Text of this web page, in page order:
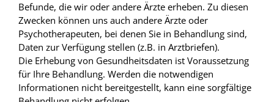
Befunde, die wir oder andere Ärzte erheben. Zu diesen
Zwecken können uns auch andere Ärzte oder
Psychotherapeuten, bei denen Sie in Behandlung sind,
Daten zur Verfügung stellen (z.B. in Arztbriefen).
Die Erhebung von Gesundheitsdaten ist Voraussetzung
für Ihre Behandlung. Werden die notwendigen
Informationen nicht bereitgestellt, kann eine sorgfältige